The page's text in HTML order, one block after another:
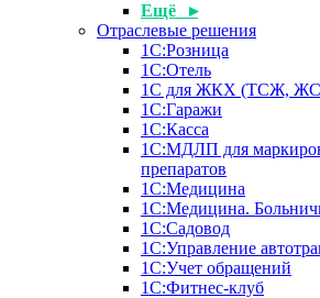
Ещё ▸
Отраслевые решения
1С:Розница
1С:Отель
1С для ЖКХ (ТСЖ,
1С:Гаражи
1С:Касса
1С:МДЛП для
препаратов
1С:Медицина
1С:Медицина.
1С:Садовод
1С:Управление
1С:Учет обращений
1С:Фитнес-клуб